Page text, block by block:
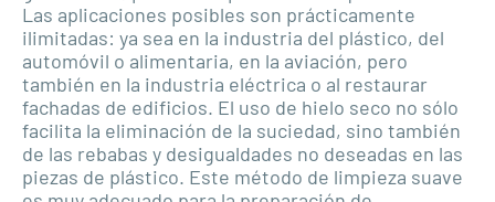
Las aplicaciones posibles son prácticamente
ilimitadas: ya sea en la industria del plástico, del
automóvil o alimentaria, en la aviación, pero
también en la industria eléctrica o al restaurar
fachadas de edificios. El uso de hielo seco no sólo
facilita la eliminación de la suciedad, sino también
de las rebabas y desigualdades no deseadas en las
piezas de plástico. Este método de limpieza suave